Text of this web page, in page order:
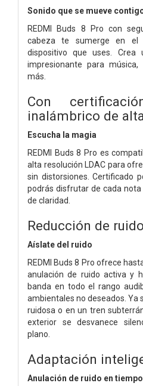
Sonido que se mueve
REDMI Buds 8 Pro con
cabeza te sumerge en el
dispositivo que uses. Crea
impresionante para
más.
Con
inalámbrico de
Escucha la magia
REDMI Buds 8 Pro es
alta resolución LDAC para
sin distorsiones. Certificado
podrás disfrutar de cada nota
de claridad.
Reducción de
Aíslate del ruido
REDMI Buds 8 Pro ofrece
anulación de ruido activa y
banda en todo el rango
ambientales no deseados. Ya
ruidosa o en un tren
exterior se desvanece
plano.
Adaptación
Anulación de ruido en tiempo